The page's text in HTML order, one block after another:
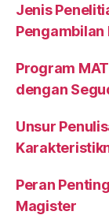
Jenis
Pengambilan
Program
dengan
Unsur
Peran
Magister